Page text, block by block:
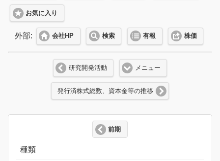
お気に入り
外部: 会社HP 検索 有報 株価
研究開発活動 メニュー
発行済株式総数、資本金等の推移
前期
種類